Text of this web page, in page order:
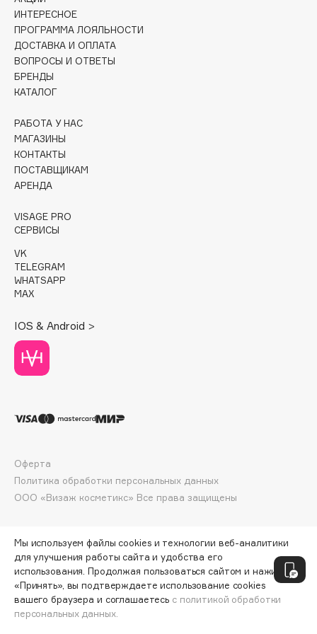
Collagenina
Consly
Corimo
CosRX
Cottolina
Cunzite
d'Alba
DABO
DARLING*
Darphin
Deonica
Dessange
Dior
Dolomit
DP Daily Perfection
Dr. Vranjes Firenze
Dr.Jart+
DSD de Luxe
Dyson
ДОБАВИТЬ В КОРЗИНУ
ИНТЕРЕСНОЕ
ПРОГРАММА ЛОЯЛЬНОСТИ
ДОСТАВКА И ОПЛАТА
ВОПРОСЫ И ОТВЕТЫ
БРЕНДЫ
КАТАЛОГ
РАБОТА У НАС
МАГАЗИНЫ
КОНТАКТЫ
ПОСТАВЩИКАМ
АРЕНДА
VISAGE PRO
СЕРВИСЫ
VK
TELEGRAM
WHATSAPP
MAX
IOS & Android >
ООО «Визаж косметикс» Все права защищены
Оферта
Политика обработки персональных данных
Мы используем файлы cookies и технологии веб-аналитики
для улучшения работы сайта и удобства его
использования. Продолжая пользоваться сайтом и нажимая
«Принять», вы подтверждаете использование cookies
вашего браузера и соглашаетесь с политикой обработки
персональных данных.